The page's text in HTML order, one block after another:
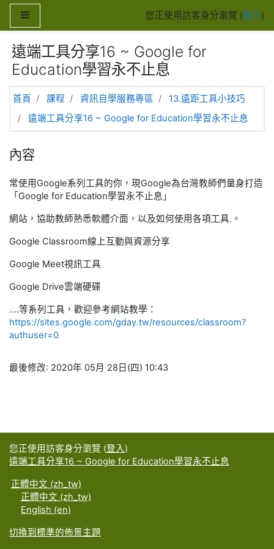
跳至主內容
您正使用訪客身分瀏覽 (登入)
遠端工具分享16 ~ Google for
Education學習永不止息
首頁 課程 資訊自學服務專區
13.遠距工具小技巧
遠端工具分享16 ~ Google for Education學習永不止息
內容
常使用Google系列工具的你，現Google為台灣教師們量身打造
「Google for Education學習永不止息」
網站，協助教師熟悉軟體介面，以及如何使用各項工具.。
Google Classroom線上互動與資源分享
Google Meet視訊工具
Google Drive雲端硬碟
....等系列工具，歡迎參考網站教學：
https://sites.google.com/gday.tw/resources/classroom?
authuser=0
最後修改: 2020年 05月 28日(四) 10:43
您正使用訪客身分瀏覽 (登入)
遠端工具分享16 ~ Google for Education學習永不止息
正體中文 ‎(zh_tw)‎
正體中文 ‎(zh_tw)‎
English ‎(en)‎
切換到標準的佈景主題